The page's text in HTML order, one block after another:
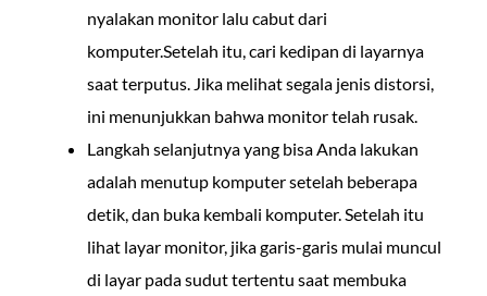
nyalakan monitor lalu cabut dari
komputer.Setelah itu, cari kedipan di layarnya
saat terputus. Jika melihat segala jenis distorsi,
ini menunjukkan bahwa monitor telah rusak.
Langkah selanjutnya yang bisa Anda lakukan
adalah menutup komputer setelah beberapa
detik, dan buka kembali komputer. Setelah itu
lihat layar monitor, jika garis-garis mulai muncul
di layar pada sudut tertentu saat membuka